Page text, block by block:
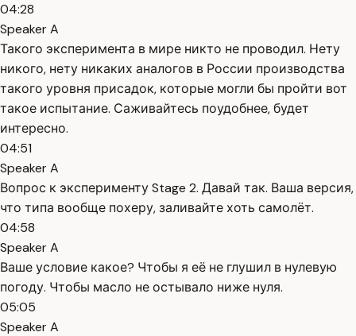
04:28
Speaker A
Такого эксперимента в мире никто не проводил. Нету
никого, нету никаких аналогов в России производства
такого уровня присадок, которые могли бы пройти вот
такое испытание. Саживайтесь поудобнее, будет
интересно.
04:51
Speaker A
Вопрос к эксперименту Stage 2. Давай так. Ваша версия,
что типа вообще похеру, заливайте хоть самолёт.
04:58
Speaker A
Ваше условие какое? Чтобы я её не глушил в нулевую
погоду. Чтобы масло не остывало ниже нуля.
05:05
Speaker A